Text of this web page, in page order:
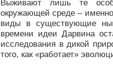
Выживают лишь те
окружающей среде –
виды в существующие
времени идеи Дарвина
исследования в дикой
того, как «работает»